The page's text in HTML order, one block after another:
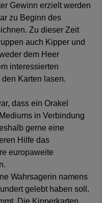
Gewinn erzielt werden
zu Beginn des
Zu dieser Zeit
auch Kipper und
dem Heer
interessierten
Karten lasen.
dass ein Orakel
in Verbindung
gerne eine
Hilfe das
europaweite
Wahrsagerin namens
gelebt haben soll.
Die Kipperkarten